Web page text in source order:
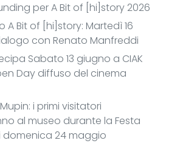
per A Bit of [hi]story 2026
A Bit of [hi]story: Martedì 16
con Renato Manfreddi
Sabato 13 giugno a CIAK
Day diffuso del cinema
i primi visitatori
al museo durante la Festa
domenica 24 maggio